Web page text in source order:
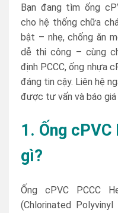
Bạn đang tìm ống
cho hệ thống chữa
bật – nhẹ, chống ăn
dễ thi công – cùng
định PCCC, ống nhựa
đáng tin cậy. Liên hệ
được tư vấn và báo
1. Ống cPVC
gì?
Ống cPVC PCCC
(Chlorinated